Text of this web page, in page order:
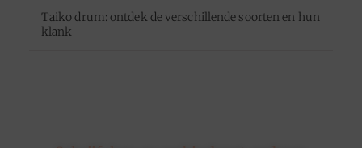
Taiko drum: ontdek de verschillende soorten en hun
klank